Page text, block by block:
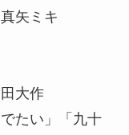
矢ミキ
大作
たい」「九十